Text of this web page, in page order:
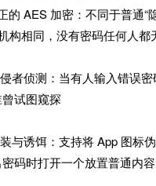
的 AES 加密：不同于普通
构相同，没有密码任何人都
者侦测：当有人输入错误
试图窥探
与诱饵：支持将 App 图标
码时打开一个放置普通内